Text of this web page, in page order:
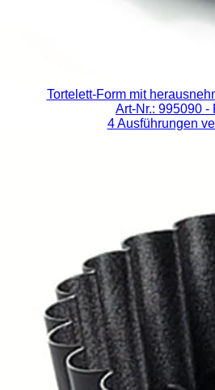
Tortelett-Form mit
Art-Nr.: 995090 -
4 Ausführungen